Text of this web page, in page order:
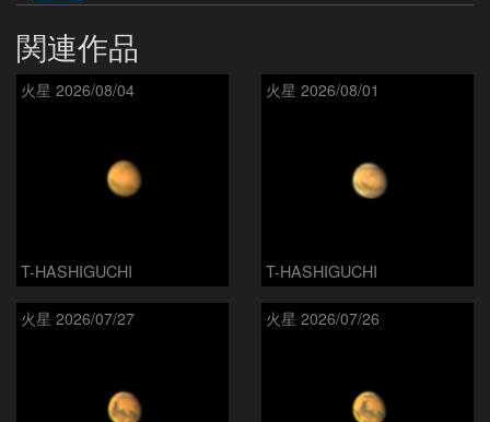
関連作品
火星 2026/08/04
T-HASHIGUCHI
火星 2026/08/01
T-HASHIGUCHI
火星 2026/07/27 火星 2026/07/26